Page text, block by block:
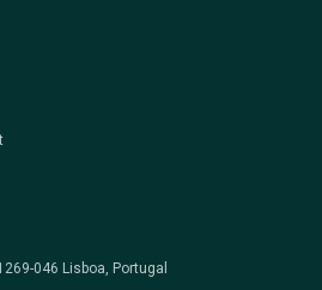
046 Lisboa, Portugal